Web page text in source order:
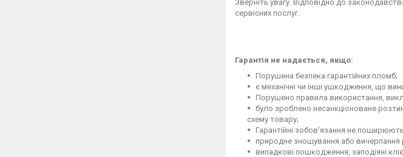
Зверніть увагу. Відповідно до
сервісних послуг.
Гарантія не надається, якщо:
Порушена безпека гарантійних пломб;
є механічні чи інші ушкодження, що
Порушено правила використання,
було зроблено несанкціоноване
схему товару;
Гарантійні зобов'язання не
природне зношування або вичерпання
випадкові пошкодження, заподіяні